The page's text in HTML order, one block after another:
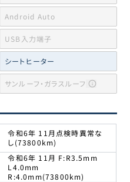
Android Auto
USB入力端子
シートヒーター
サンルーフ・ガラスルーフ
令和6年 11月点検時異常な
し(73800km)
令和6年 11月 F:R3.5mm
L4.0mm
R:4.0mm(73800km)